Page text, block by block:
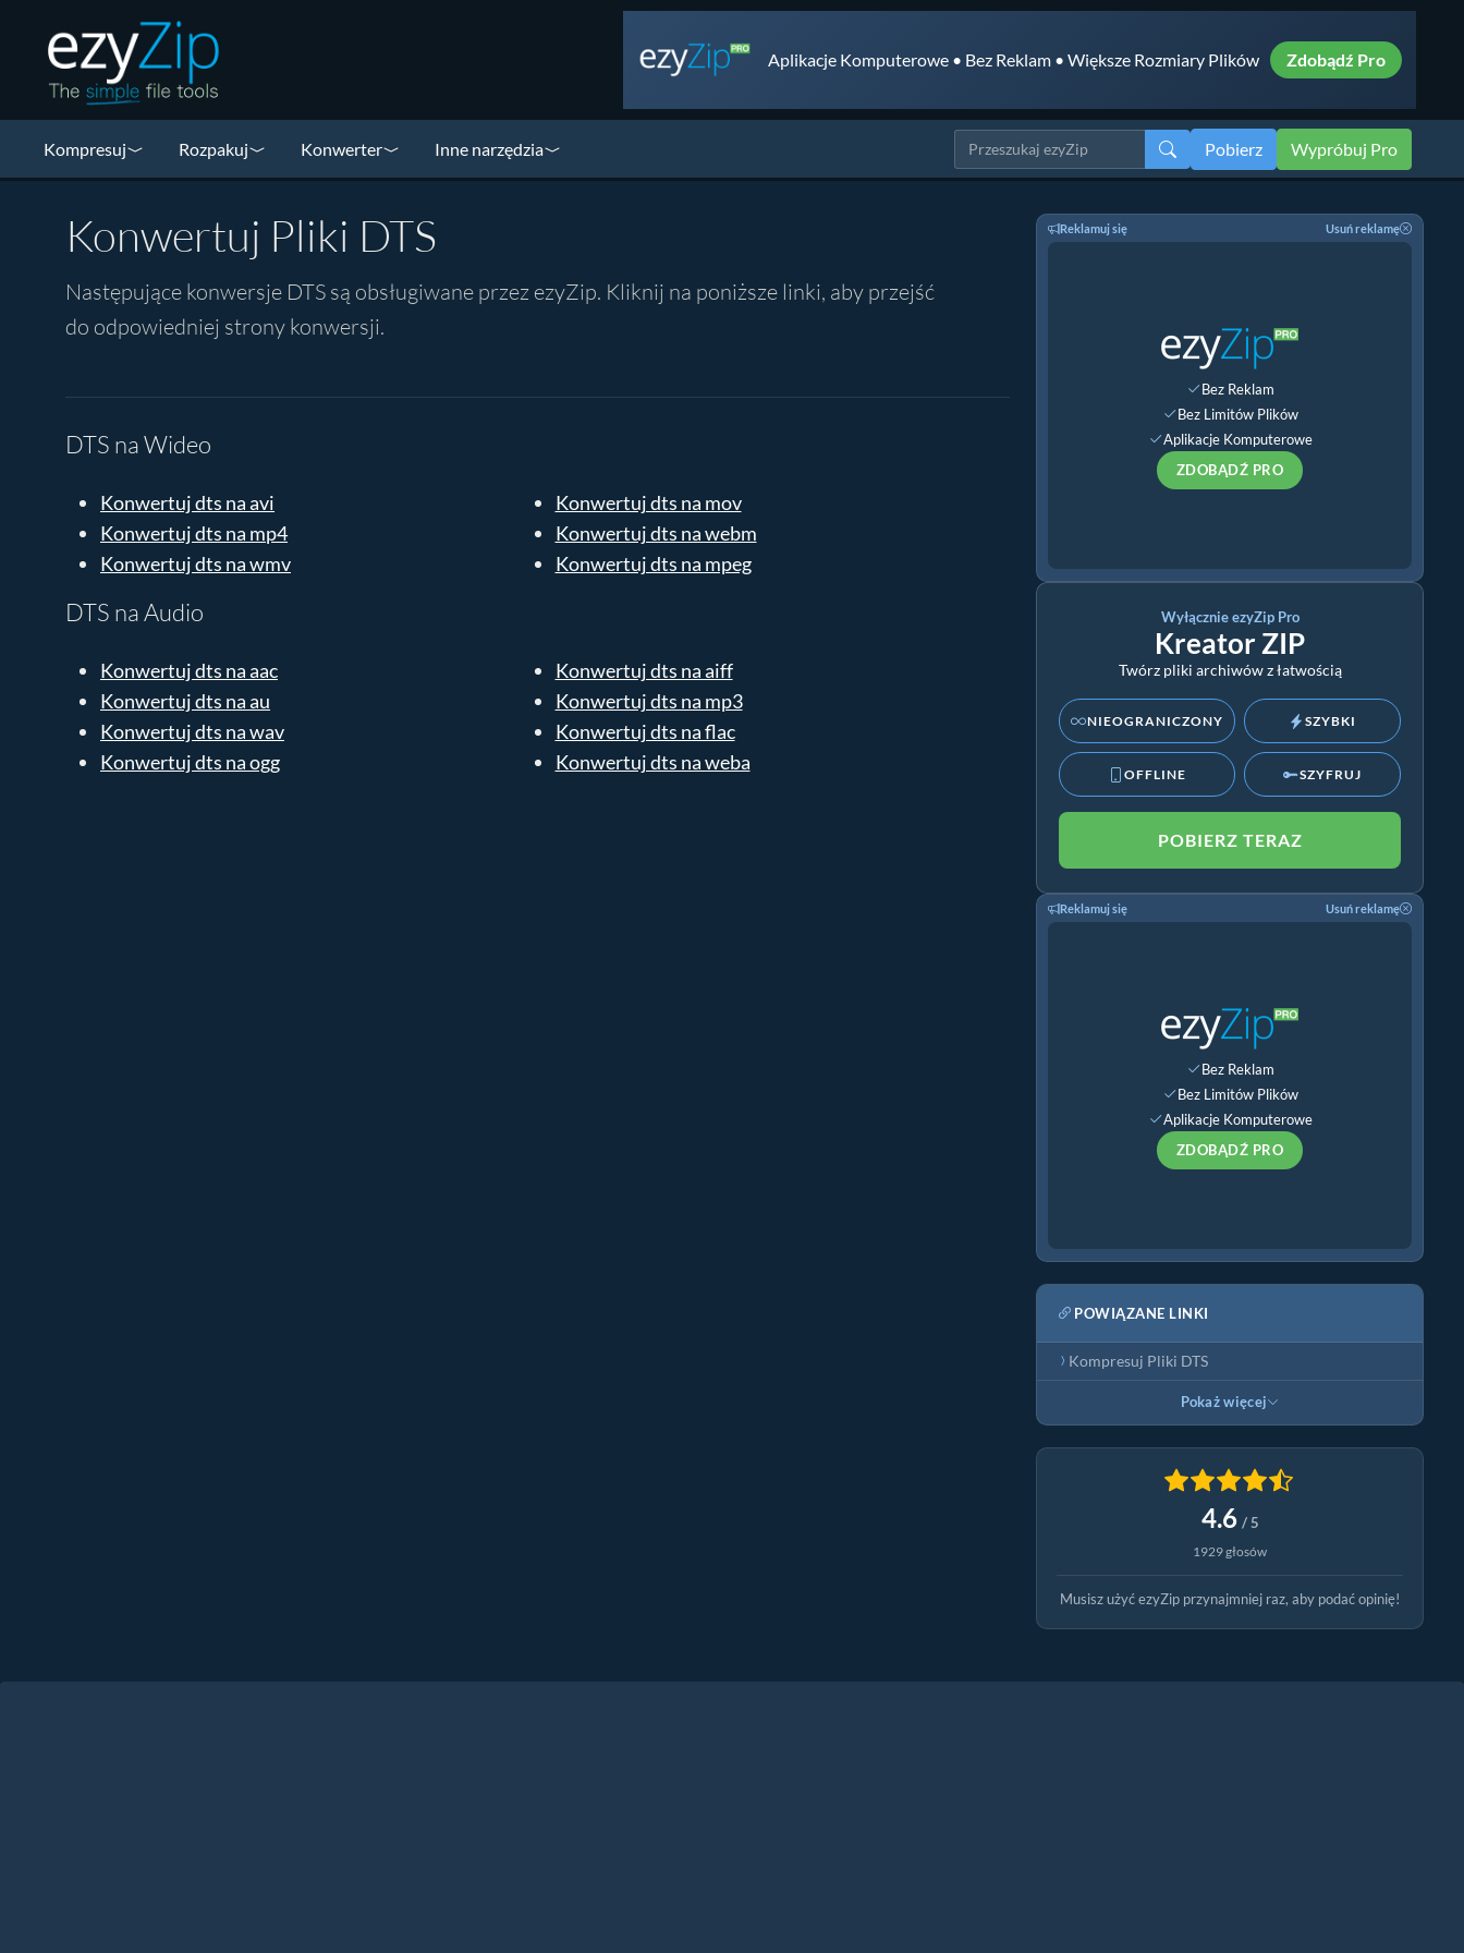
Aplikacje Komputerowe • Bez Reklam • Większe Rozmiary Plików Zdobądź Pro
Kompresuj Rozpakuj Konwerter Inne narzędzia Pobierz Wypróbuj Pro
Konwertuj Pliki DTS
Następujące konwersje DTS są obsługiwane przez ezyZip. Kliknij na poniższe linki, aby przejść
do odpowiedniej strony konwersji.
DTS na Wideo
Konwertuj dts na avi
Konwertuj dts na mov
Konwertuj dts na mp4
Konwertuj dts na webm
Konwertuj dts na wmv
Konwertuj dts na mpeg
DTS na Audio
Konwertuj dts na aac
Konwertuj dts na aiff
Konwertuj dts na au
Konwertuj dts na mp3
Konwertuj dts na wav
Konwertuj dts na flac
Konwertuj dts na ogg
Konwertuj dts na weba
Reklamuj się Usuń reklamę
Bez Reklam
Bez Limitów Plików
Aplikacje Komputerowe
ZDOBĄDŹ PRO
Wyłącznie ezyZip Pro
Kreator ZIP
Twórz pliki archiwów z łatwością
NIEOGRANICZONY SZYBKI
OFFLINE SZYFRUJ
POBIERZ TERAZ
Reklamuj się Usuń reklamę
Bez Reklam
Bez Limitów Plików
Aplikacje Komputerowe
ZDOBĄDŹ PRO
POWIĄZANE LINKI
Kompresuj Pliki DTS
Pokaż więcej
4.6 / 5
1929 głosów
Musisz użyć ezyZip przynajmniej raz, aby podać opinię!